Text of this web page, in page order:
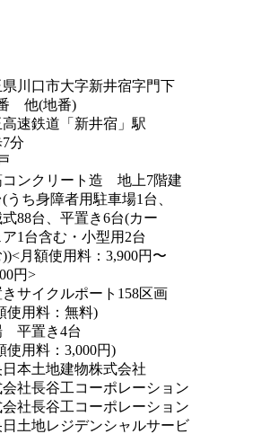
口市大字新井宿字門下
(地番)
鉄道「新井宿」駅
ンクリート造 地上7階建
身障者用駐車場1台、
、平置き6台(カー
む・小型用2台
使用料：3,900円〜
>
イクルポート158区画
：無料)
平置き4台
：3,000円)
土地建物株式会社
長谷工コーポレーション
長谷工コーポレーション
地レジデンシャルサービ